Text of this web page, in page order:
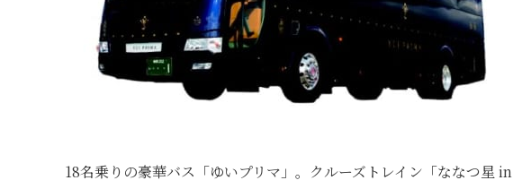
18名乗りの豪華バス「ゆいプリマ」。クルーズトレイン「ななつ星 in